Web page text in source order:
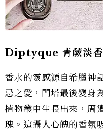
Diptyque 青蕨淡
香水的靈感源自希臘神
忌之愛，門塔最後變身
植物叢中生長出來，周
瑰。這攝人心魄的香氛